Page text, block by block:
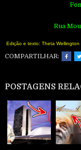
Rua
Edição e texto: Theta Wellington
COMPARTILHAR:
POSTAGENS